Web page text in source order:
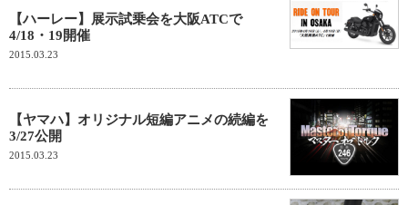
【ハーレー】展示試乗会を大阪ATCで
4/18・19開催
2015.03.23
【ヤマハ】オリジナル短編アニメの続編を
3/27公開
2015.03.23